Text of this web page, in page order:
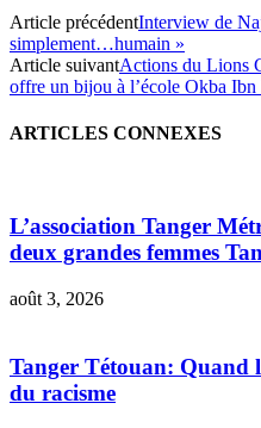
Article précédentInterview de
simplement…humain »
Article suivantActions du Lions
offre un bijou à l’école Okba
ARTICLES CONNEXES
L’association Tanger
deux grandes femmes
août 3, 2026
Tanger Tétouan: Quand
du racisme